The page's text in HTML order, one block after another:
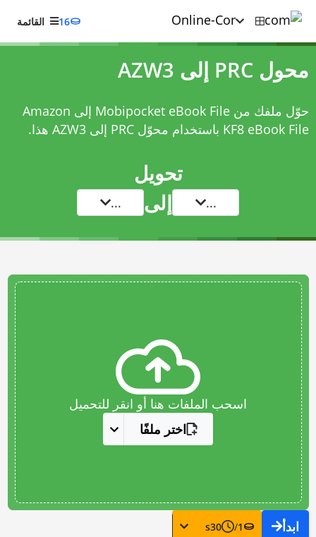
16 القائمة
محول PRC إلى AZW3
حوّل ملفك من Mobipocket eBook File إلى Amazon
KF8 eBook File باستخدام
محوّل PRC إلى AZW3 هذا.
تحويل
... إلى ...
اسحب الملفات هنا أو انقر للتحميل
اختر ملفًا
ابدأ 1
/
30
s